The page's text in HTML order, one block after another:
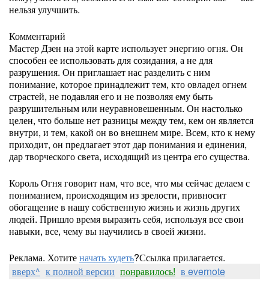
нельзя улучшить.
Комментарий
Мастер Дзен на этой карте использует энергию огня. Он
способен ее использовать для созидания, а не для
разрушения. Он приглашает нас разделить с ним
понимание, которое принадлежит тем, кто овладел огнем
страстей, не подавляя его и не позволяя ему быть
разрушительным или неуравновешенным. Он настолько
целен, что больше нет разницы между тем, кем он является
внутри, и тем, какой он во внешнем мире. Всем, кто к нему
приходит, он предлагает этот дар понимания и единения,
дар творческого света, исходящий из центра его существа.
Король Огня говорит нам, что все, что мы сейчас делаем с
пониманием, происходящим из зрелости, привносит
обогащение в нашу собственную жизнь и жизнь других
людей. Пришло время выразить себя, используя все свои
навыки, все, чему вы научились в своей жизни.
Реклама. Хотитеначать худеть?Ссылка прилагается.
вверх^ к полной версии понравилось! в evernote